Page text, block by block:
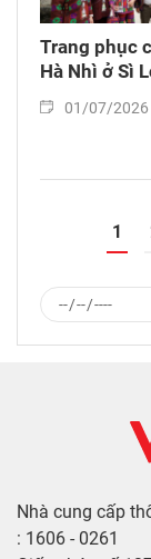
Trang phục
Hà Nhì ở Sì
01/07/2026
1
Nhà cung cấp
: 1606 - 0261